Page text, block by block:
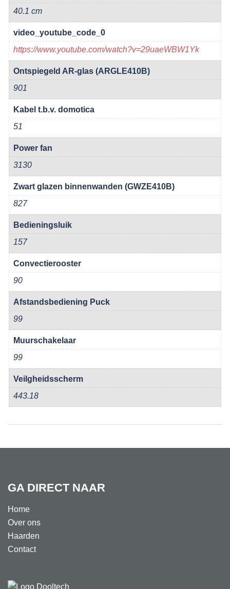
40.1 cm
video_youtube_code_0
https://www.youtube.com/watch?v=29uaeWBW1Yk
Ontspiegeld AR-glas (ARGLE410B)
901
Kabel t.b.v. domotica
51
Power fan
3130
Zwart glazen binnenwanden (GWZE410B)
827
Bedieningsluik
157
Convectierooster
90
Afstandsbediening Puck
99
Muurschakelaar
99
Veilgheidsscherm
443.18
GA DIRECT NAAR
Home
Over ons
Haarden
Contact